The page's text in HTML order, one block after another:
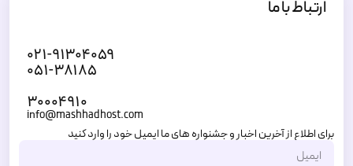
ارتباط با ما
۰۲۱-۹۱۳۰۴۰۵۹
۰۵۱-۳۸۱۸۵
۳۰۰۰۴۹۱۰
info@mashhadhost.com
برای اطلاع از آخرین اخبار و جشنواره های ما ایمیل خود را وارد کنید